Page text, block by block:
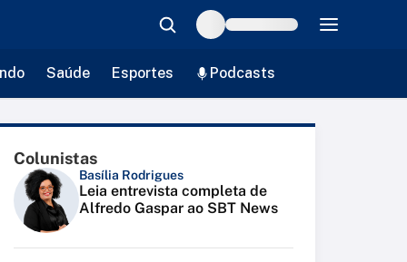
Saúde Esportes Podcasts
Colunistas
Basília Rodrigues
Leia entrevista completa de
Alfredo Gaspar ao SBT News